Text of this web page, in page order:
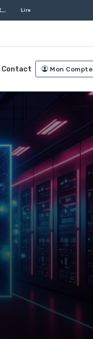
Lire
Contact Mon Compte